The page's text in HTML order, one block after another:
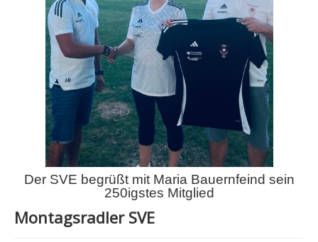
Der SVE begrüßt mit Maria Bauernfeind sein
250igstes Mitglied
Montagsradler SVE